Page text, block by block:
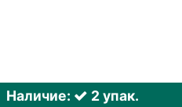
Наличие: 2 упак.